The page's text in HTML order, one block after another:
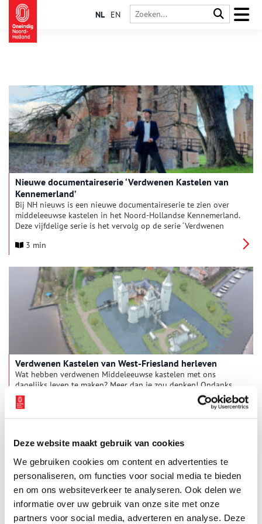
Deze website maakt gebruik van cookies
We gebruiken cookies om content en advertenties te
personaliseren, om functies voor social media te bieden
en om ons websiteverkeer te analyseren. Ook delen we
informatie over uw gebruik van onze site met onze
partners voor social media, adverteren en analyse. Deze
NL EN
Nieuwe documentaireserie ‘Verdwenen Kastelen van
Kennemerland’
Bij NH nieuws is een nieuwe documentaireserie te zien over
middeleeuwse kastelen in het Noord-Hollandse Kennemerland.
Deze vijfdelige serie is het vervolg op de serie ‘Verdwenen
3 min
Verdwenen Kastelen van West-Friesland herleven
Wat hebben verdwenen Middeleeuwse kastelen met ons
dagelijks leven te maken? Meer dan je zou denken! Ondanks
dat deze kastelen zijn verdwenen, toont nieuw onderzoek aan
dat de geschiedenis van de West-Friese kastelen van Floris de
Vijfde zich voortdurend ontwikkelt. En zelfs anders ligt, dan
landschap, gepresenteerd door erfgoedspecialist Marius Bruijn.